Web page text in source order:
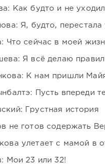
Как будто и не
Я, будто, перестала
Что сейчас в моей
Я всё делаю
К нам пришли
Пусть впереди
Грустная история
не готов содержать
улетает с мамой в
Мои 23 или 32!